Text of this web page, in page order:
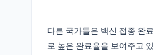
다른 국가들은 백신 접종 완
로 높은 완료율을 보여주고